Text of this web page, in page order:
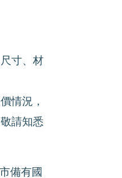
寸、材
情況，
請知悉
備有國